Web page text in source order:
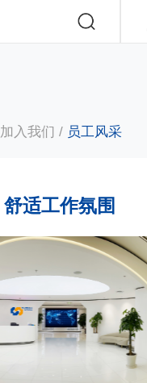
加入我们 / 员工风采
舒适工作氛围